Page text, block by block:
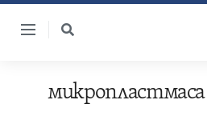
Skip
микропластмаса